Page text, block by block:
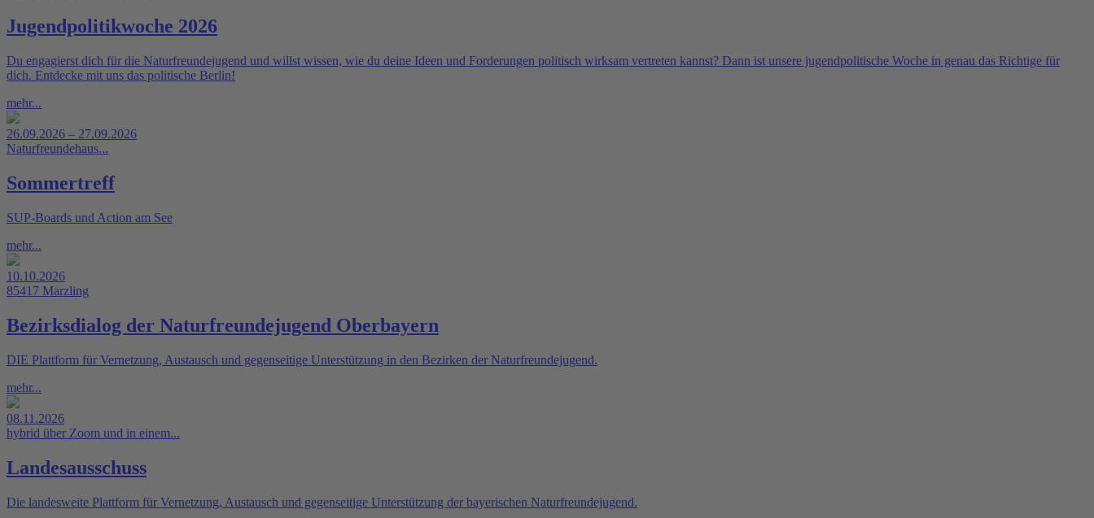
Jugendpolitikwoche 2026
Du engagierst dich für die Naturfreundejugend und willst wissen, wie du deine Ideen und Forderungen politisch wirksam vertreten kannst? Dann ist unsere jugendpolitische Woche in genau das Richtige für
dich. Entdecke mit uns das politische Berlin!
mehr...
26.09.2026 – 27.09.2026
Naturfreundehaus...
Sommertreff
SUP-Boards und Action am See
mehr...
10.10.2026
85417 Marzling
Bezirksdialog der Naturfreundejugend Oberbayern
DIE Plattform für Vernetzung, Austausch und gegenseitige Unterstützung in den Bezirken der Naturfreundejugend.
mehr...
08.11.2026
hybrid über Zoom und in einem...
Landesausschuss
Die landesweite Plattform für Vernetzung, Austausch und gegenseitige Unterstützung der bayerischen Naturfreundejugend.